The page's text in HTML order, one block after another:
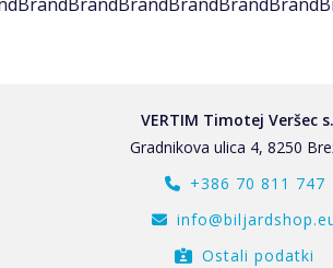
VERTIM Timotej Veršec
Gradnikova ulica 4, 8250
+386 70 811 747
Ostali podatki